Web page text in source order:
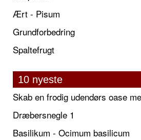
Ært - Pisum
Grundforbedring
Spaltefrugt
10 nyeste
Dræbersnegle 1
Basilikum - Ocimum basilicum